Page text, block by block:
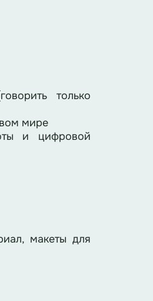
только
мире
и цифровой
макеты для